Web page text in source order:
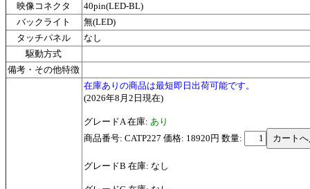
映像コネクタ
40pin(LED-BL)
バックライト
無(LED)
タッチパネル
なし
駆動方式
備考・その他特徴
在庫ありの商品は最短即日出荷可能です。
(2026年8月2日現在)
グレードA 在庫: あり
商品番号: CATP227 価格: 18920円 数量:
グレードB 在庫: なし